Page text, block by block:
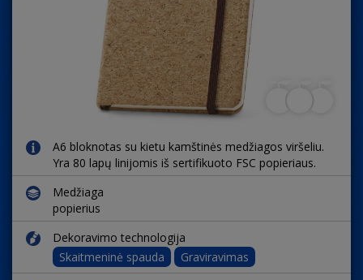
A6 bloknotas su kietu kamštinės medžiagos viršeliu.
Yra 80 lapų linijomis iš sertifikuoto FSC popieriaus.
Medžiaga
popierius
Dekoravimo technologija
Skaitmeninė spauda
Graviravimas